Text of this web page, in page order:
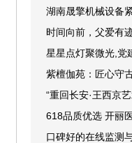
湖南晟擎机械设备
时间向前，父爱有
星星点灯聚微光,党
紫檀伽苑：匠心守
“重回长安·王西京
618品质优选 开丽
口碑好的在线监测